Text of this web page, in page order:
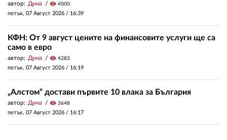
автор: Дума visibility 4000
петък, 07 Август 2026 / 16:39
КФН: От 9 август цените на финансовите услуги ще са
само в евро
автор: Дума visibility 4283
петък, 07 Август 2026 / 16:19
„Алстом“ достави първите 10 влака за България
автор: Дума visibility 3648
петък, 07 Август 2026 / 16:17